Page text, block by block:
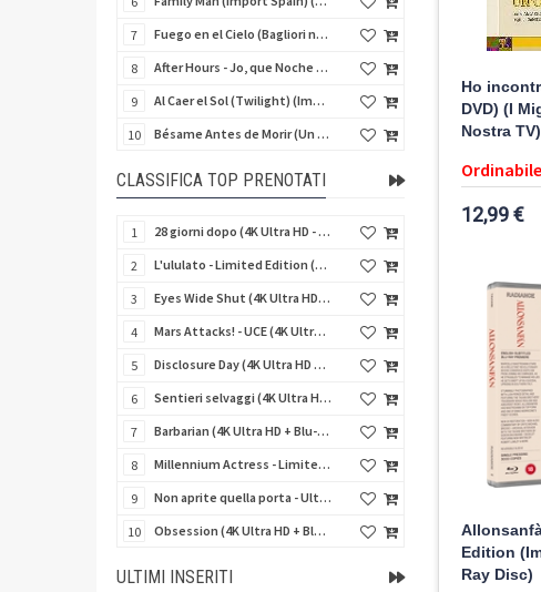
Ho
DVD) (I
Nostra TV)
12,99 €
Edition
Ray Disc)
7 Fuego en el Cielo (Bagliori nel buio) (Import Spain) (Blu-Ray Disc)
8 After Hours - Jo, que Noche (Fuori orario) (Import Spain) (Blu-Ray Disc)
9 Al Caer el Sol (Twilight) (Import Spain) (Blu-Ray Disc)
10 Bésame Antes de Morir (Un bacio prima di morire) (Import Spain) (Blu-Ray Disc)
CLASSIFICA TOP PRENOTATI
1 28 giorni dopo (4K Ultra HD - SteelBook)
2 L'ululato - Limited Edition (4K Ultra HD + Blu-Ray Disc + CD + Booklet + Card)
3 Eyes Wide Shut (4K Ultra HD + Blu-Ray Disc - SteelBook)
4 Mars Attacks! - UCE (4K Ultra HD + Blu-Ray Disc - SteelBook)
5 Disclosure Day (4K Ultra HD + Blu-Ray Disc - SteelBook)
6 Sentieri selvaggi (4K Ultra HD + Blu-Ray Disc - SteelBook)
7 Barbarian (4K Ultra HD + Blu-Ray Disc - SteelBook)
8 Millennium Actress - Limited Edition (4K Ultra HD + Blu-Ray Disc + Booklet)
9 Non aprite quella porta - Ultimate Edition (4K Ultra HD + 3 Blu-Ray Disc + 2 Bonus Disc + Booklet)
10 Obsession (4K Ultra HD + Blu-Ray Disc)
ULTIMI INSERITI